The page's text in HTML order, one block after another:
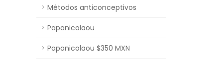
Métodos anticonceptivos
Papanicolaou
Papanicolaou $350 MXN